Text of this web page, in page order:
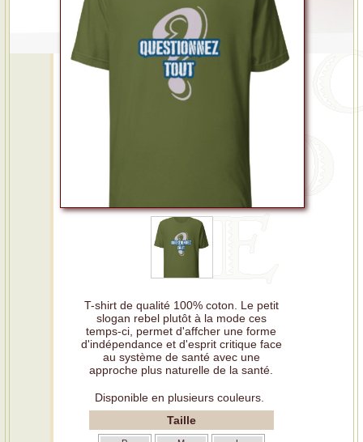
T-shirt de qualité 100% coton. Le petit
slogan rebel plutôt à la mode ces
temps-ci, permet d'affcher une forme
d'indépendance et d'esprit critique face
au système de santé avec une
approche plus naturelle de la santé.
Disponible en plusieurs couleurs.
Taille